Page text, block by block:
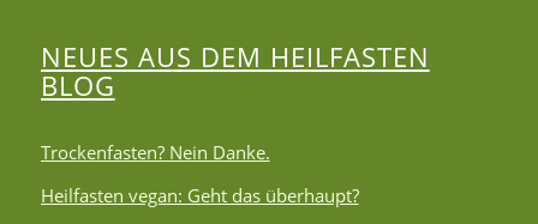
NEUES AUS DEM HEILFASTEN
BLOG
Trockenfasten? Nein Danke.
Heilfasten vegan: Geht das überhaupt?